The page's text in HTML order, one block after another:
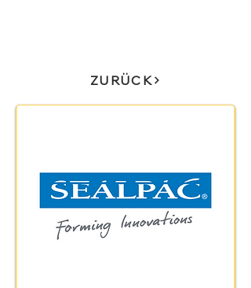
ZURÜCK